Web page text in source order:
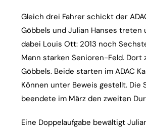
Gleich drei Fahrer schickt der
Göbbels und Julian Hanses treten
dabei Louis Ott: 2013 noch
Mann starken Senioren-Feld.
Göbbels. Beide starten im ADAC
Können unter Beweis gestellt.
beendete im März den zweiten
Eine Doppelaufgabe bewältigt